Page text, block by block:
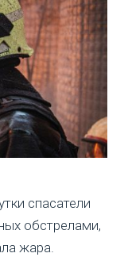
спасатели
обстрелами,
жара.